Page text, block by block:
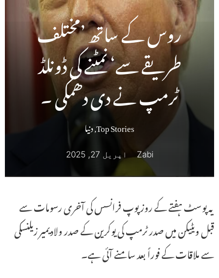
روس کے ساتھ ’مختلف
طریقے سے‘ نمٹنے کی ڈونلڈ
ٹرمپ نے دی دھمکی ۔
Top Stories
,دنیا
Zabi اپریل 27, 2025
یہ پوسٹ ہفتے کے روز پوپ فرانسس کی آخری رسومات سے
قبل ویٹیکن میں صدر ٹرمپ کی یوکرین کے صدر ولادیمیر زیلنسکی
سے ملاقات کے فوراً بعد سامنے آئی ہے۔